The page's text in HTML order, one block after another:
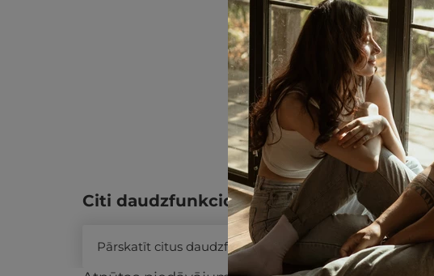
Citi daudzfunkcionālās dāvanu kartes
Pārskatīt citus daudzfunkcionālās dāvanu kartes TOP